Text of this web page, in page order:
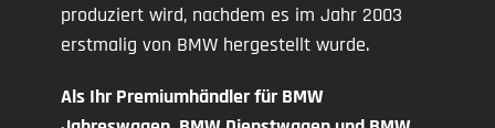
produziert wird, nachdem es im Jahr 2003
erstmalig von BMW hergestellt wurde.
Als Ihr Premiumhändler für BMW